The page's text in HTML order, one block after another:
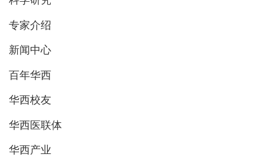
专家介绍
新闻中心
百年华西
华西校友
华西医联体
华西产业